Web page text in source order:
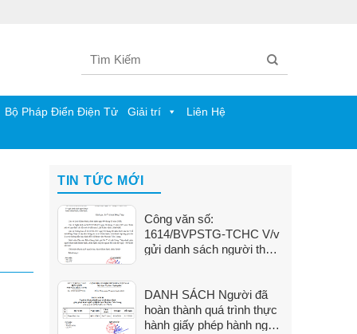
Bộ Pháp Điển Điện Tử Giải trí Liên Hệ
TIN TỨC MỚI
Công văn số:
1614/BVPSTG-TCHC V/v
gửi danh sách người thực
DANH SÁCH Người đã
hoàn thành quá trình thực
hành giấy phép hành nghề